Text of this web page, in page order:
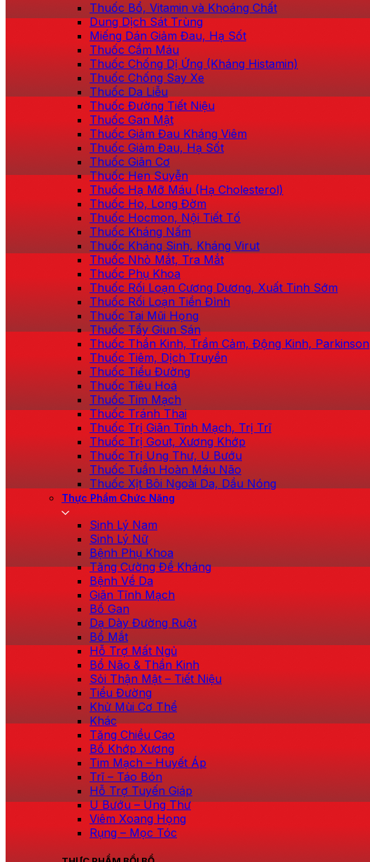
Thuốc Bổ, Vitamin và Khoáng Chất
Dung Dịch Sát Trùng
Miếng Dán Giảm Đau, Hạ Sốt
Thuốc Cầm Máu
Thuốc Chống Dị Ứng (Kháng Histamin)
Thuốc Chống Say Xe
Thuốc Da Liễu
Thuốc Đường Tiết Niệu
Thuốc Gan Mật
Thuốc Giảm Đau Kháng Viêm
Thuốc Giảm Đau, Hạ Sốt
Thuốc Giãn Cơ
Thuốc Hen Suyễn
Thuốc Hạ Mỡ Máu (Hạ Cholesterol)
Thuốc Ho, Long Đờm
Thuốc Hocmon, Nội Tiết Tố
Thuốc Kháng Nấm
Thuốc Kháng Sinh, Kháng Virut
Thuốc Nhỏ Mắt, Tra Mắt
Thuốc Phụ Khoa
Thuốc Rối Loạn Cương Dương, Xuất Tinh Sớm
Thuốc Rối Loạn Tiền Đình
Thuốc Tai Mũi Họng
Thuốc Tẩy Giun Sán
Thuốc Thần Kinh, Trầm Cảm, Động Kinh, Parkinson
Thuốc Tiêm, Dịch Truyền
Thuốc Tiểu Đường
Thuốc Tiêu Hoá
Thuốc Tim Mạch
Thuốc Tránh Thai
Thuốc Trị Giãn Tĩnh Mạch, Trị Trĩ
Thuốc Trị Gout, Xương Khớp
Thuốc Trị Ung Thư, U Bướu
Thuốc Tuần Hoàn Máu Não
Thuốc Xịt Bôi Ngoài Da, Dầu Nóng
Thực Phẩm Chức Năng
Sinh Lý Nam
Sinh Lý Nữ
Bệnh Phụ Khoa
Tăng Cường Đề Kháng
Bệnh Về Da
Giãn Tĩnh Mạch
Bổ Gan
Dạ Dày Đường Ruột
Bổ Mắt
Hỗ Trợ Mất Ngủ
Bổ Não & Thần Kinh
Sỏi Thận Mật – Tiết Niệu
Tiểu Đường
Khử Mùi Cơ Thể
Khác
Tăng Chiều Cao
Bổ Khớp Xương
Tim Mạch – Huyết Áp
Trĩ – Táo Bón
Hỗ Trợ Tuyến Giáp
U Bướu – Ung Thư
Viêm Xoang Họng
Rụng – Mọc Tóc